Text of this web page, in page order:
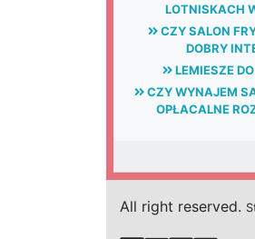
LOTNISKACH
CZY SALON
DOBRY
LEMIESZE
CZY WYNAJEM
OPŁACALNE
All right reserved.